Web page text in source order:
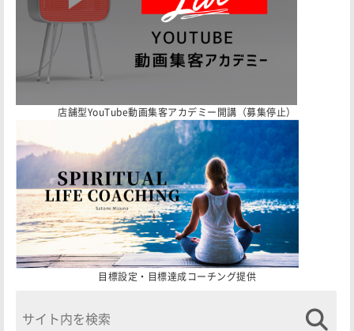
店舗型YouTube動画集客アカデミー開講（募集停止）
目標設定・目標達成コーチング提供